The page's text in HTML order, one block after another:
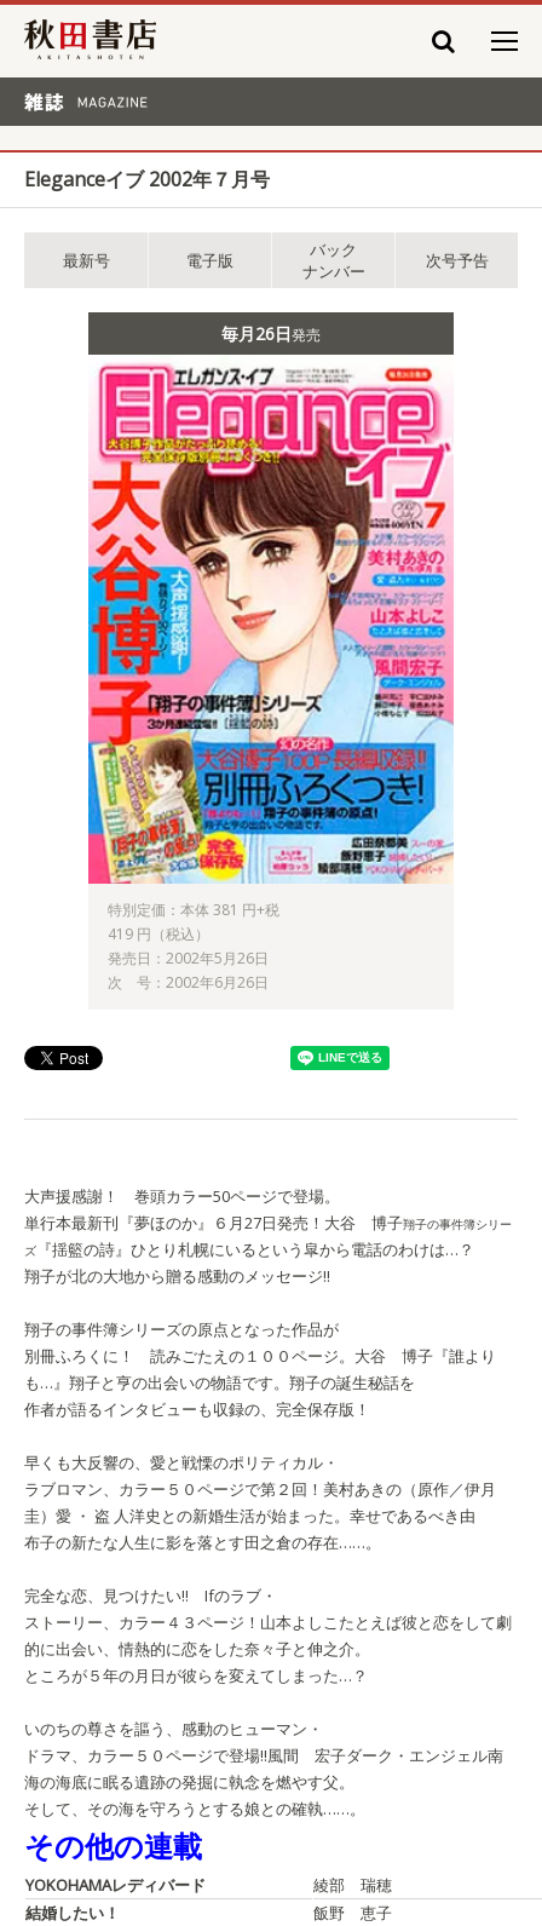
秋田書店
Eleganceイブ 2002年７月号
最新号 電子版
バック
ナンバー
次号予告
毎月26日発売
特別定価：本体 381 円+税
419 円（税込）
発売日：2002年5月26日
次 号：2002年6月26日
大声援感謝！ 巻頭カラー50ページで登場。
単行本最新刊『夢ほのか』６月27日発売！ 大谷 博子翔子の事件簿シリー
ズ 『揺籃の詩』 ひとり札幌にいるという皐から電話のわけは…？
翔子が北の大地から贈る感動のメッセージ!!
翔子の事件簿シリーズの原点となった作品が
別冊ふろくに！ 読みごたえの１００ページ。 大谷 博子 『誰より
も…』 翔子と亨の出会いの物語です。翔子の誕生秘話を
作者が語るインタビューも収録の、完全保存版！
早くも大反響の、愛と戦慄のポリティカル・
ラブロマン、カラー５０ページで第２回！ 美村あきの（原作／伊月
圭） 愛 ・ 盗 人洋史との新婚生活が始まった。幸せであるべき由
布子の新たな人生に影を落とす田之倉の存在……。
完全な恋、見つけたい!! Ifのラブ・
ストーリー、カラー４３ページ！ 山本よしこ たとえば彼と恋をして劇
的に出会い、情熱的に恋をした奈々子と伸之介。
ところが５年の月日が彼らを変えてしまった…？
いのちの尊さを謳う、感動のヒューマン・
ドラマ、カラー５０ページで登場!!風間 宏子ダーク・エンジェル南
海の海底に眠る遺跡の発掘に執念を燃やす父。
そして、その海を守ろうとする娘との確執……。
その他の連載
YOKOHAMAレディバード
綾部 瑞穂
結婚したい！
飯野 恵子